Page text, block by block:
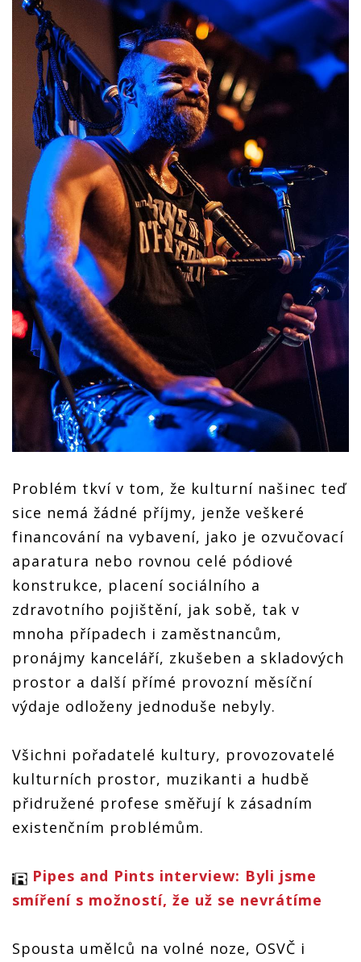
Problém tkví v tom, že kulturní našinec teď
sice nemá žádné příjmy, jenže veškeré
financování na vybavení, jako je ozvučovací
aparatura nebo rovnou celé pódiové
konstrukce, placení sociálního a
zdravotního pojištění, jak sobě, tak v
mnoha případech i zaměstnancům,
pronájmy kanceláří, zkušeben a skladových
prostor a další přímé provozní měsíční
výdaje odloženy jednoduše nebyly.
Všichni pořadatelé kultury, provozovatelé
kulturních prostor, muzikanti a hudbě
přidružené profese směřují k zásadním
existenčním problémům.
Pipes and Pints interview: Byli jsme
smíření s možností, že už se nevrátíme
Spousta umělců na volné noze, OSVČ i